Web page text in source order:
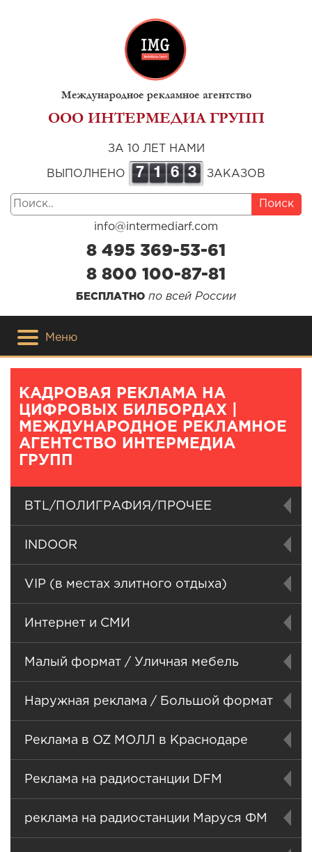
Международное рекламное агентство
ООО ИНТЕРМЕДИА ГРУПП
ЗА 10 ЛЕТ НАМИ
ВЫПОЛНЕНО 7 1 6 3 ЗАКАЗОВ
Поиск
info@intermediarf.com
8 495 369-53-61
8 800 100-87-81
БЕСПЛАТНО по всей России
Меню
КАДРОВАЯ РЕКЛАМА НА
ЦИФРОВЫХ БИЛБОРДАХ |
МЕЖДУНАРОДНОЕ РЕКЛАМНОЕ
АГЕНТСТВО ИНТЕРМЕДИА
ГРУПП
BTL/ПОЛИГРАФИЯ/ПРОЧЕЕ
INDOOR
VIP (в местах элитного отдыха)
Интернет и СМИ
Малый формат / Уличная мебель
Наружная реклама / Большой формат
Реклама в OZ МОЛЛ в Краснодаре
Реклама на радиостанции DFM
реклама на радиостанции Маруся ФМ